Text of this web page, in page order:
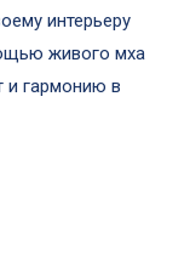
интерьеру
живого мха
и гармонию в